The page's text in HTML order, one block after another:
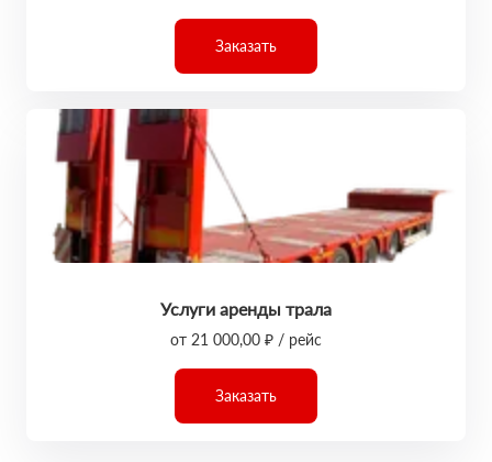
Заказать
Услуги аренды трала
от 21 000,00 ₽ / рейс
Заказать